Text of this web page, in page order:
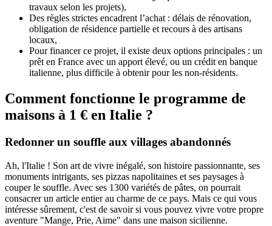
travaux selon les projets),
Des règles strictes encadrent l’achat : délais de rénovation,
obligation de résidence partielle et recours à des artisans
locaux,
Pour financer ce projet, il existe deux options principales : un
prêt en France avec un apport élevé, ou un crédit en banque
italienne, plus difficile à obtenir pour les non-résidents.
Comment fonctionne le programme de
maisons à 1 € en Italie ?
Redonner un souffle aux villages abandonnés
Ah, l'Italie ! Son art de vivre inégalé, son histoire passionnante, ses
monuments intrigants, ses pizzas napolitaines et ses paysages à
couper le souffle. Avec ses 1300 variétés de pâtes, on pourrait
consacrer un article entier au charme de ce pays. Mais ce qui vous
intéresse sûrement, c'est de savoir si vous pouvez vivre votre propre
aventure "Mange, Prie, Aime" dans une maison sicilienne.